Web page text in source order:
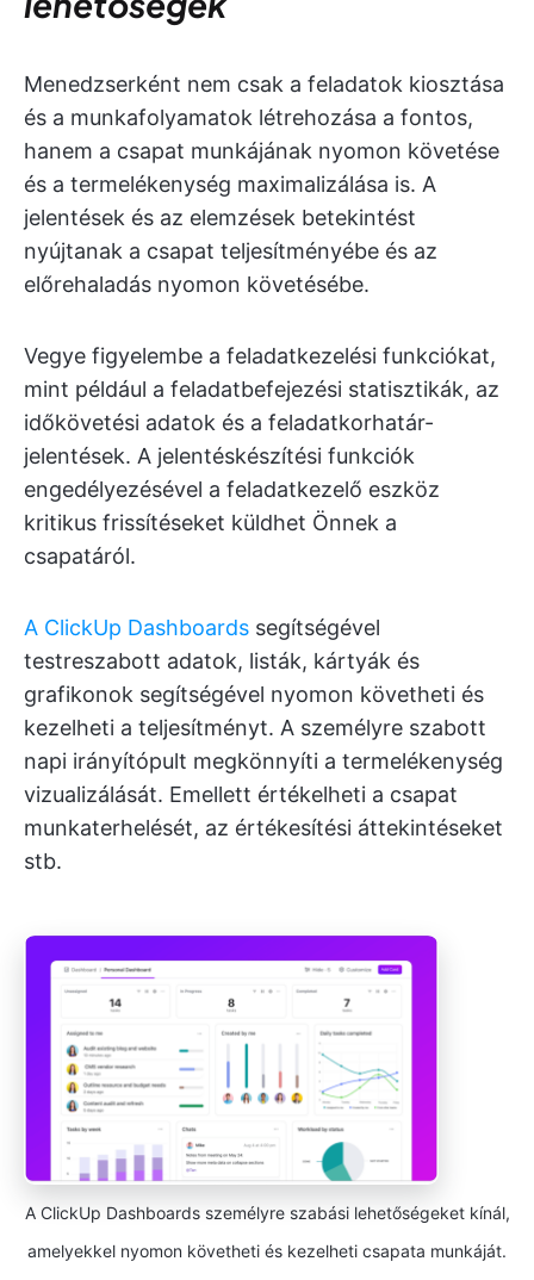
Menedzserként nem csak a feladatok kiosztása
és a munkafolyamatok létrehozása a fontos,
hanem a csapat munkájának nyomon követése
és a termelékenység maximalizálása is. A
jelentések és az elemzések betekintést
nyújtanak a csapat teljesítményébe és az
előrehaladás nyomon követésébe.
Vegye figyelembe a feladatkezelési funkciókat,
mint például a feladatbefejezési statisztikák, az
időkövetési adatok és a feladatkorhatár-
jelentések. A jelentéskészítési funkciók
engedélyezésével a feladatkezelő eszköz
kritikus frissítéseket küldhet Önnek a
csapatáról.
A ClickUp Dashboards segítségével
testreszabott adatok, listák, kártyák és
grafikonok segítségével nyomon követheti és
kezelheti a teljesítményt. A személyre szabott
napi irányítópult megkönnyíti a termelékenység
vizualizálását. Emellett értékelheti a csapat
munkaterhelését, az értékesítési áttekintéseket
stb.
A ClickUp Dashboards személyre szabási lehetőségeket kínál,
amelyekkel nyomon követheti és kezelheti csapata munkáját.